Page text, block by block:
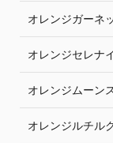
オレンジガーネ
オレンジセレナ
オレンジムーン
オレンジルチル